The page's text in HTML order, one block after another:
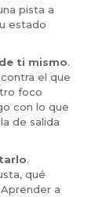
pista a
estado
ti mismo.
el que
foco
con lo que
de salida
.
qué
a